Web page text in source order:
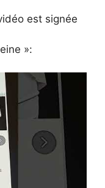
est signée
»: